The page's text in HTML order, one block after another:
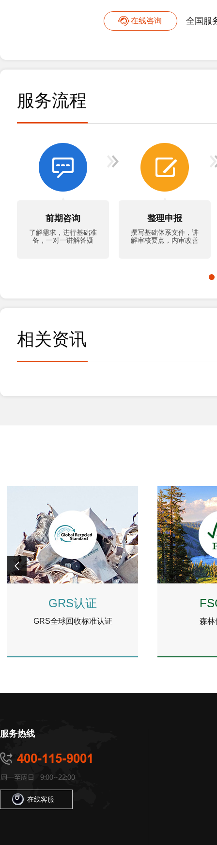
在线咨询 全国服
服务流程
前期咨询
了解需求，进行基础准
备，一对一讲解答疑
整理申报
撰写基础体系文件，讲
解审核要点，内审改善
相关资讯
GRS认证
GRS全球回收标准认证 森林
服务热线
在线客服